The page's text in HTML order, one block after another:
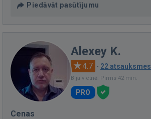
Piedāvāt pasūtījumu
Alexey K.
4.7 · 22 atsauksmes
Bija vietnē: Pirms 42 min.
PRO
Cenas